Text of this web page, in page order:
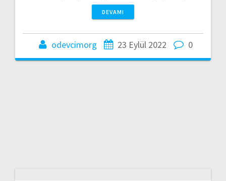
DEVAMI
odevcimorg 23 Eylül 2022 0